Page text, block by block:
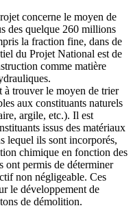
concerne le moyen de
des quelque 260 millions
la fraction fine, dans de
du Projet National est de
comme matière
à trouver le moyen de trier
aux constituants naturels
argile, etc.). Il est
issus des matériaux
lequel ils sont incorporés,
chimique en fonction des
ont permis de déterminer
non négligeable. Ces
le développement de
de démolition.